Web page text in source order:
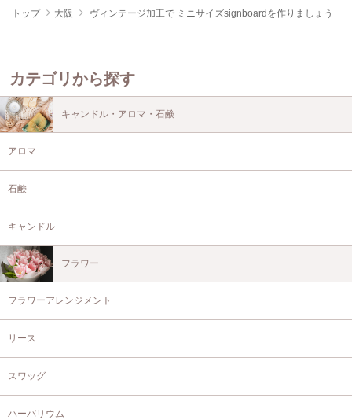
トップ
大阪 ヴィンテージ加工で ミニサイズsignboardを作りましょう
カテゴリから探す
キャンドル・アロマ・石鹸
アロマ
石鹸
キャンドル
フラワー
フラワーアレンジメント
リース
スワッグ
ハーバリウム